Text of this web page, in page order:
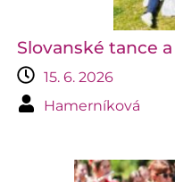
Slovanské tance
15. 6. 2026
Hamerníková